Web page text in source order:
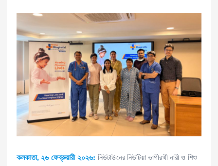
কলকাতা, ২৬ ফেব্রুয়ারী ২০২৬: নিউটাউনের নিউটিয়া ভাগীরথী নারী ও শিশু